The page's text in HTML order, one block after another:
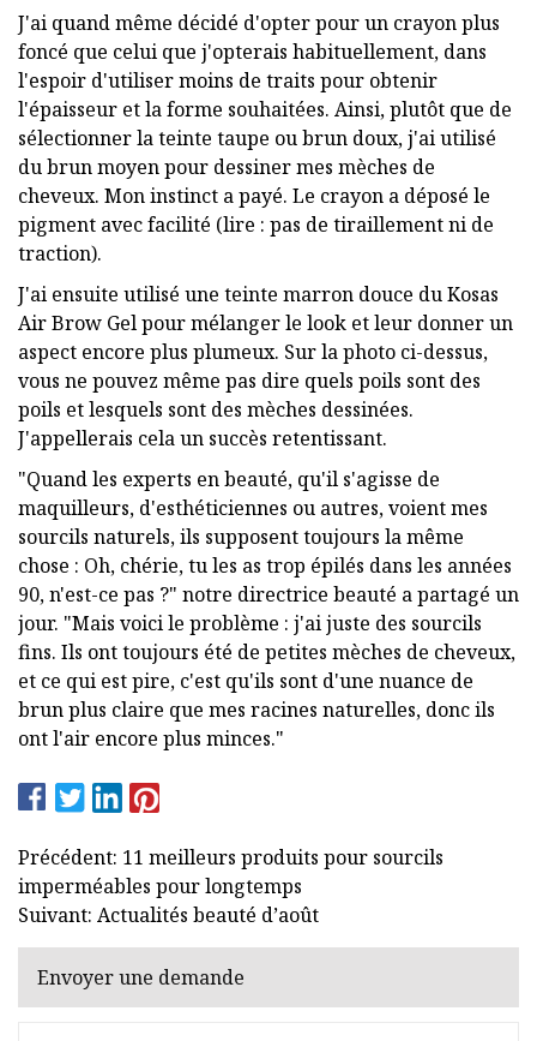
J'ai quand même décidé d'opter pour un crayon plus
foncé que celui que j'opterais habituellement, dans
l'espoir d'utiliser moins de traits pour obtenir
l'épaisseur et la forme souhaitées. Ainsi, plutôt que de
sélectionner la teinte taupe ou brun doux, j'ai utilisé
du brun moyen pour dessiner mes mèches de
cheveux. Mon instinct a payé. Le crayon a déposé le
pigment avec facilité (lire : pas de tiraillement ni de
traction).
J'ai ensuite utilisé une teinte marron douce du Kosas
Air Brow Gel pour mélanger le look et leur donner un
aspect encore plus plumeux. Sur la photo ci-dessus,
vous ne pouvez même pas dire quels poils sont des
poils et lesquels sont des mèches dessinées.
J'appellerais cela un succès retentissant.
"Quand les experts en beauté, qu'il s'agisse de
maquilleurs, d'esthéticiennes ou autres, voient mes
sourcils naturels, ils supposent toujours la même
chose : Oh, chérie, tu les as trop épilés dans les années
90, n'est-ce pas ?" notre directrice beauté a partagé un
jour. "Mais voici le problème : j'ai juste des sourcils
fins. Ils ont toujours été de petites mèches de cheveux,
et ce qui est pire, c'est qu'ils sont d'une nuance de
brun plus claire que mes racines naturelles, donc ils
ont l'air encore plus minces."
Précédent: 11 meilleurs produits pour sourcils
imperméables pour longtemps
Suivant: Actualités beauté d’août
Envoyer une demande